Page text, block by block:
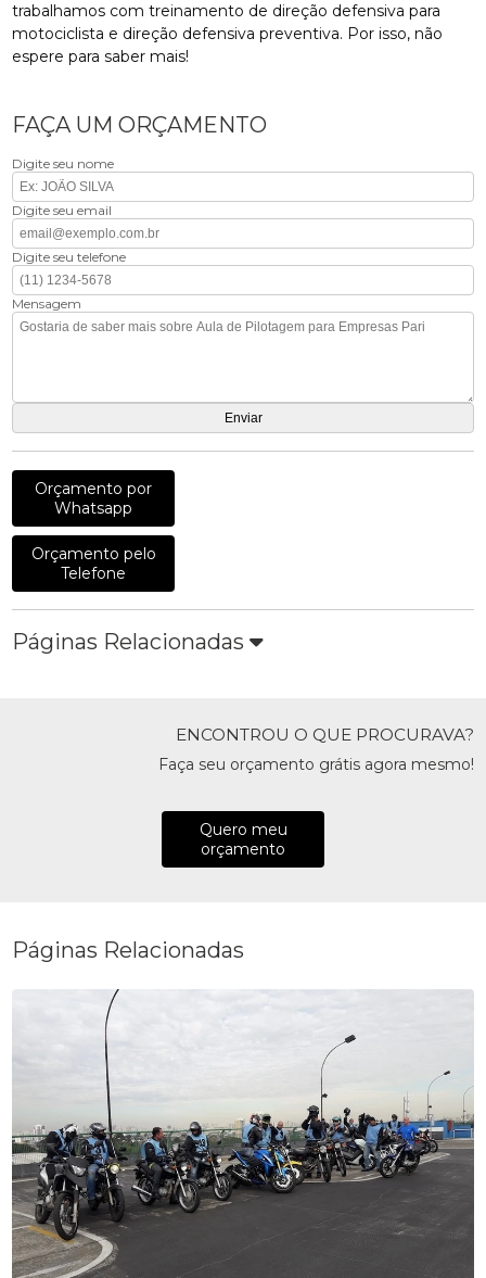
trabalhamos com treinamento de direção defensiva para
motociclista e direção defensiva preventiva. Por isso, não
espere para saber mais!
FAÇA UM ORÇAMENTO
Digite seu nome
Digite seu email
Digite seu telefone
Mensagem
Orçamento por
Whatsapp
Orçamento pelo
Telefone
Páginas Relacionadas
ENCONTROU O QUE PROCURAVA?
Faça seu orçamento grátis agora mesmo!
Quero meu
orçamento
Páginas Relacionadas